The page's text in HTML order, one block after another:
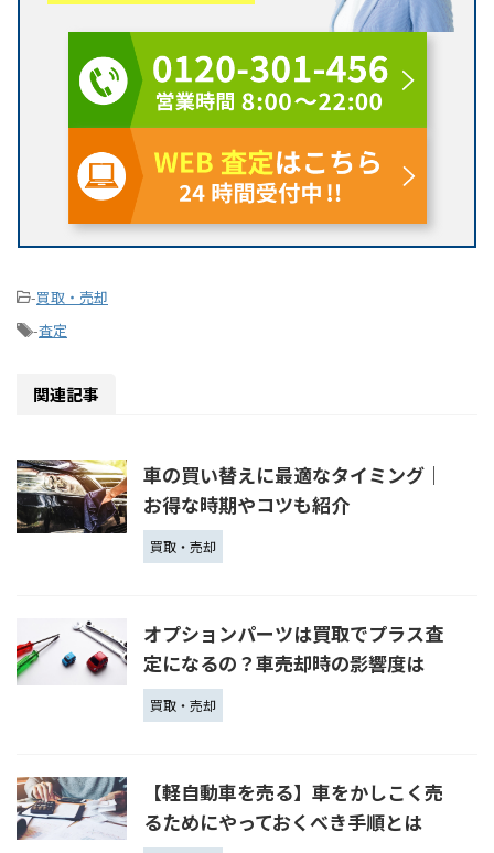
-買取・売却
-査定
関連記事
車の買い替えに最適なタイミング｜
お得な時期やコツも紹介
買取・売却
オプションパーツは買取でプラス査
定になるの？車売却時の影響度は
買取・売却
【軽自動車を売る】車をかしこく売
るためにやっておくべき手順とは